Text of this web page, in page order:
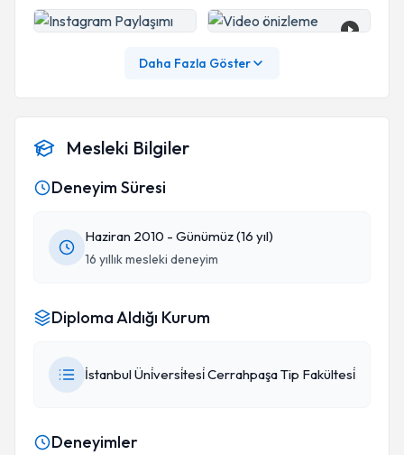
konuşarak çözmeye çalışanlara ben kesinlikle en
iyi yöntem olarak hipnozu tavsiye ederim. Başka
endişeler giderilebilir. Beyin duygulara hükmeden
hissediyorsunuz.
Daha Fazla Göster
Mesleki Bilgiler
Deneyim Süresi
Haziran 2010 - Günümüz (16 yıl)
16 yıllık mesleki deneyim
Diploma Aldığı Kurum
İstanbul Üni̇versi̇tesi̇ Cerrahpaşa Tip Fakültesi̇
Deneyimler